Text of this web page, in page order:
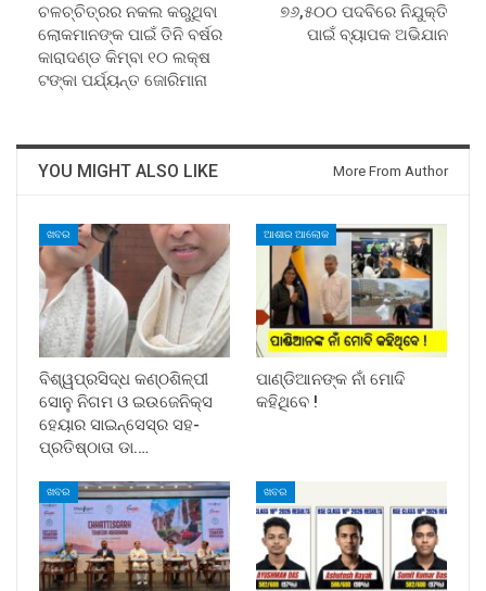
ଚଳଚ୍ଚିତ୍ରର ନକଲ କରୁଥିବା
ଲୋକମାନଙ୍କ ପାଇଁ ତିନି ବର୍ଷର
କାରାଦଣ୍ଡ କିମ୍ବା ୧୦ ଲକ୍ଷ
ଟଙ୍କା ପର୍ଯ୍ୟନ୍ତ ଜୋରିମାନା
୭୬,୫୦୦ ପଦବିରେ ନିଯୁକ୍ତି
ପାଇଁ ବ୍ୟାପକ ଅଭିଯାନ
YOU MIGHT ALSO LIKE More From Author
ଖବର
ବିଶ୍ୱପ୍ରସିଦ୍ଧ କଣ୍ଠଶିଳ୍ପୀ
ସୋନୁ ନିଗମ ଓ ଇଉଜେନିକ୍ସ
ହେୟାର ସାଇନ୍ସେସ୍ର ସହ-
ପ୍ରତିଷ୍ଠାତା ଡା.…
ଆଶାର ଆଲୋକ
ପାଣ୍ଡିଆନଙ୍କ ନାଁ ମୋଦି
କହିଥିବେ !
ଖବର ଖବର